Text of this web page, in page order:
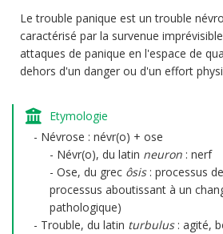
Le trouble panique est un trouble
caractérisé par la survenue
attaques de panique en l'espace de
dehors d'un danger ou d'un effort
Etymologie
Névrose : névr(o) + ose
Névr(o), du latin neuron : nerf
Ose, du grec ôsis: processus
processus aboutissant à un
pathologique)
Trouble, du latin turbulus: agité,